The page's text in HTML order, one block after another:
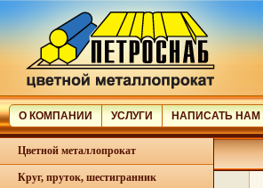
О КОМПАНИИ УСЛУГИ НАПИСАТЬ НАМ
Цветной металлопрокат
Круг, пруток, шестигранник